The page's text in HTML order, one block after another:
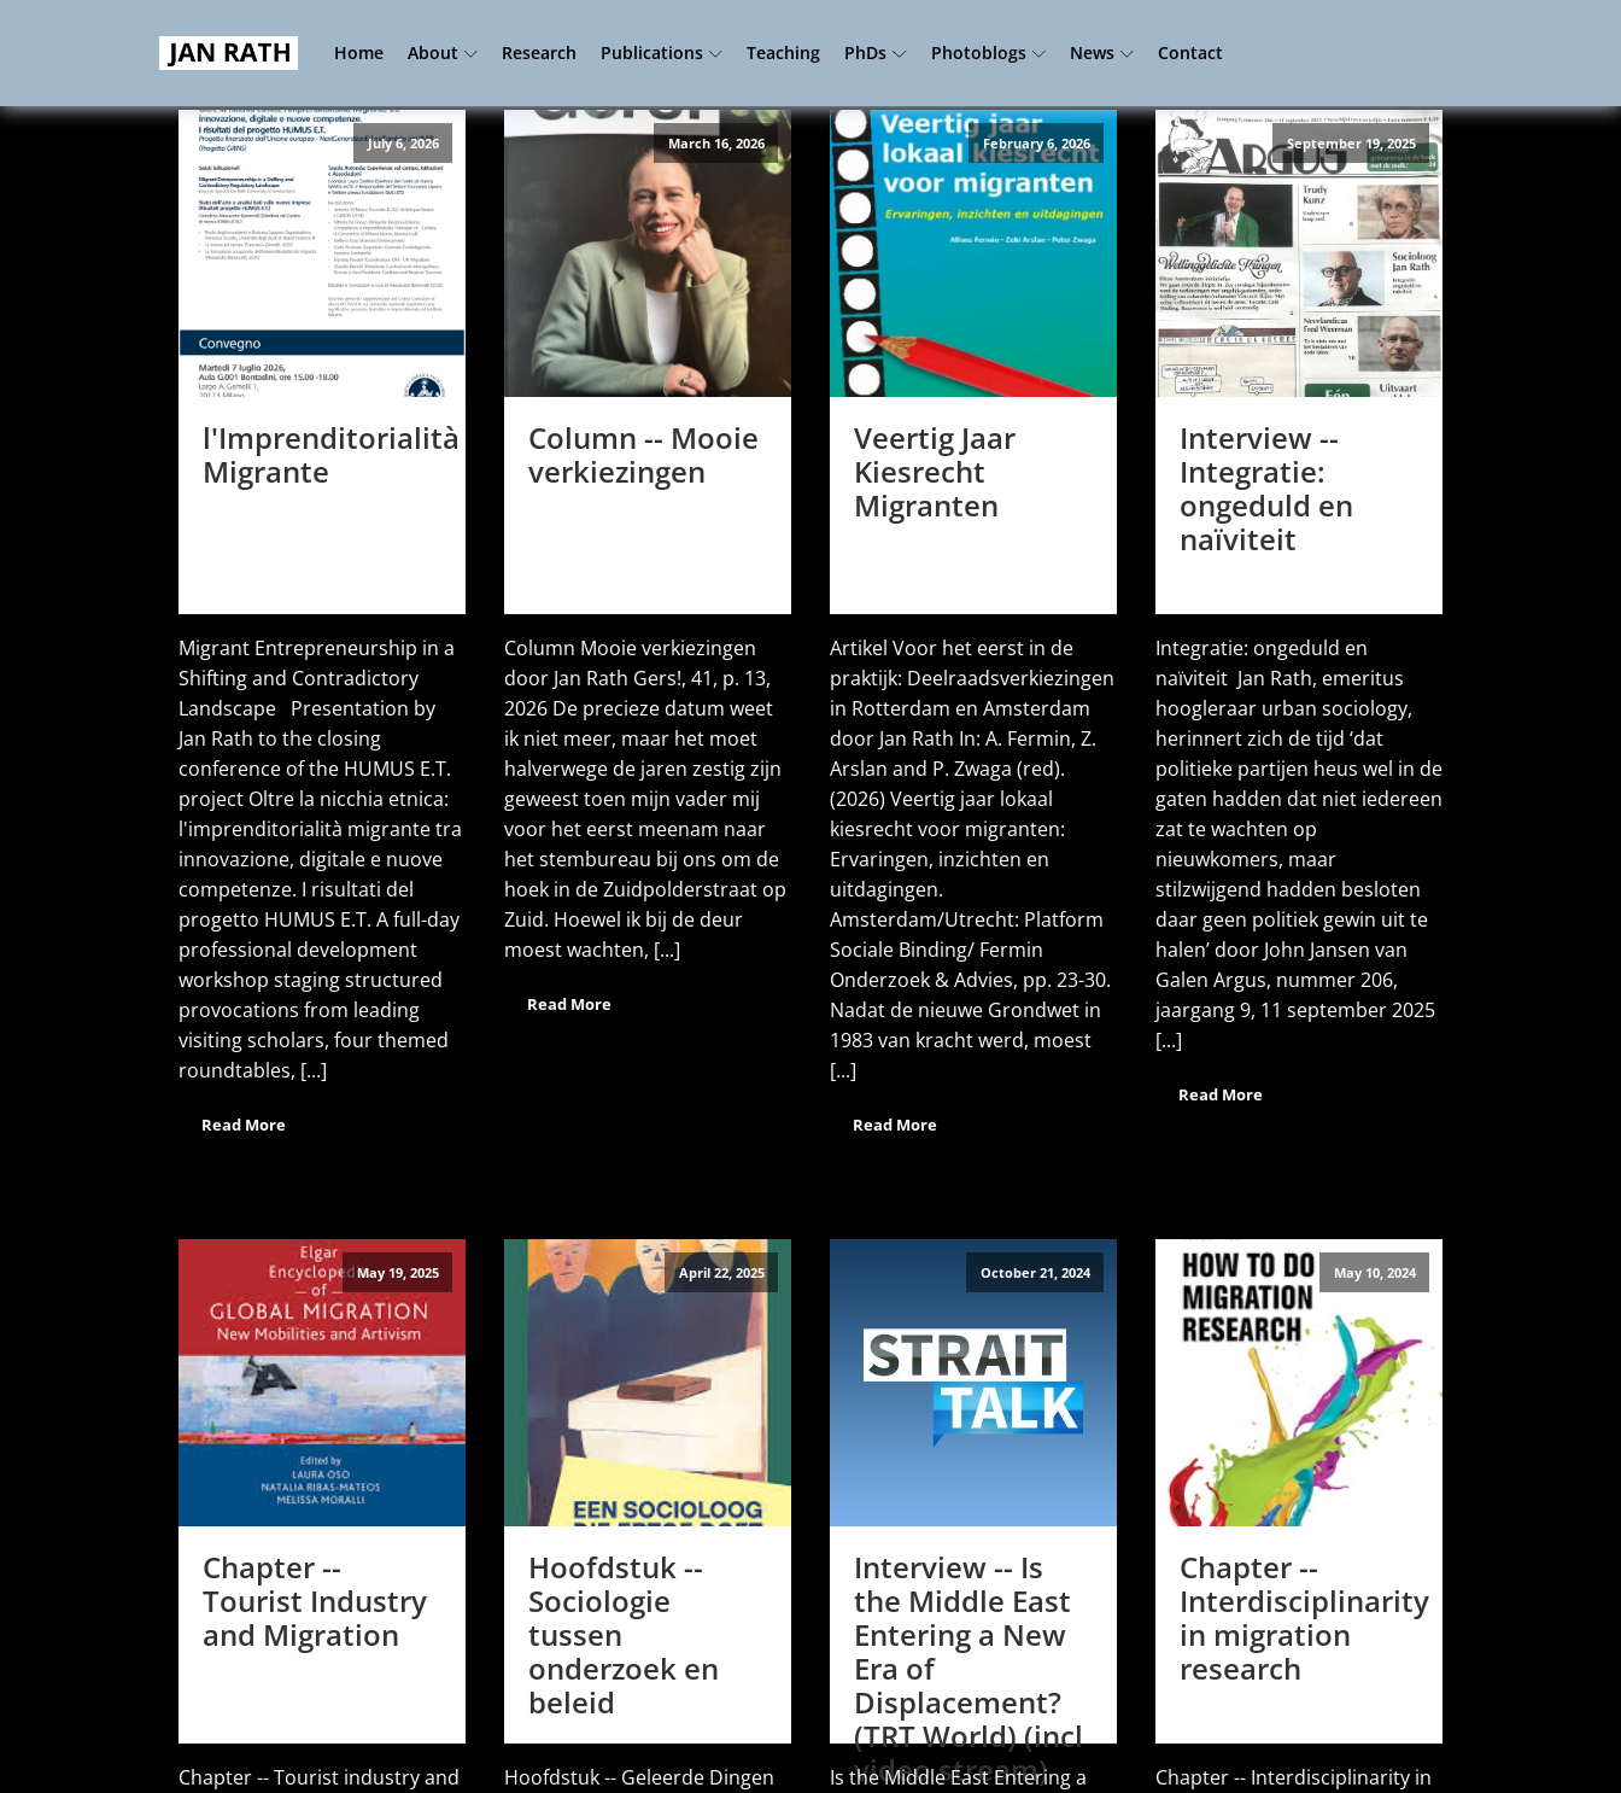
Home About Research Publications Teaching PhDs Photoblogs News Contact
July 6, 2026
l'Imprenditorialità
Migrante
Migrant Entrepreneurship in a
Shifting and Contradictory
Landscape Presentation by
Jan Rath to the closing
conference of the HUMUS E.T.
project Oltre la nicchia etnica:
l'imprenditorialità migrante tra
innovazione, digitale e nuove
competenze. I risultati del
progetto HUMUS E.T. A full-day
professional development
workshop staging structured
provocations from leading
visiting scholars, four themed
roundtables, [...]
Read More
March 16, 2026
Column -- Mooie
verkiezingen
Column Mooie verkiezingen
door Jan Rath Gers!, 41, p. 13,
2026 De precieze datum weet
ik niet meer, maar het moet
halverwege de jaren zestig zijn
geweest toen mijn vader mij
voor het eerst meenam naar
het stembureau bij ons om de
hoek in de Zuidpolderstraat op
Zuid. Hoewel ik bij de deur
moest wachten, [...]
Read More
February 6, 2026
Veertig Jaar
Kiesrecht
Migranten
Artikel Voor het eerst in de
praktijk: Deelraadsverkiezingen
in Rotterdam en Amsterdam
door Jan Rath In: A. Fermin, Z.
Arslan and P. Zwaga (red).
(2026) Veertig jaar lokaal
kiesrecht voor migranten:
Ervaringen, inzichten en
uitdagingen.
Amsterdam/Utrecht: Platform
Sociale Binding/ Fermin
Onderzoek & Advies, pp. 23-30.
Nadat de nieuwe Grondwet in
1983 van kracht werd, moest
[...]
Read More
September 19, 2025
Interview --
Integratie:
ongeduld en
naïviteit
Integratie: ongeduld en
naïviteit Jan Rath, emeritus
hoogleraar urban sociology,
herinnert zich de tijd ‘dat
politieke partijen heus wel in de
gaten hadden dat niet iedereen
zat te wachten op
nieuwkomers, maar
stilzwijgend hadden besloten
daar geen politiek gewin uit te
halen’ door John Jansen van
Galen Argus, nummer 206,
jaargang 9, 11 september 2025
[...]
Read More
May 19, 2025
Chapter --
Tourist Industry
and Migration
Chapter -- Tourist industry and
April 22, 2025
Hoofdstuk --
Sociologie
tussen
onderzoek en
beleid
Hoofdstuk -- Geleerde Dingen
October 21, 2024
Interview -- Is
the Middle East
Entering a New
Era of
Displacement?
(TRT World) (incl
video stream)
Is the Middle East Entering a
May 10, 2024
Chapter --
Interdisciplinarity
in migration
research
Chapter -- Interdisciplinarity in